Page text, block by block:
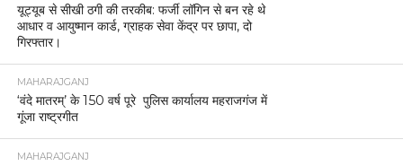
यूट्यूब से सीखी ठगी की तरकीब: फर्जी लॉगिन से बन रहे थे
आधार व आयुष्मान कार्ड, ग्राहक सेवा केंद्र पर छापा, दो
गिरफ्तार।
MAHARAJGANJ
‘वंदे मातरम्’ के 150 वर्ष पूरे पुलिस कार्यालय महराजगंज में
गूंजा राष्ट्रगीत
MAHARAJGANJ